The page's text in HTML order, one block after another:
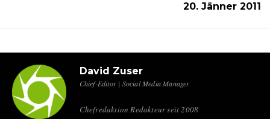
20. Jänner 2011
David Zuser
Chief-Editor | Social Media Manager
Chefredaktion Redakteur seit 2008